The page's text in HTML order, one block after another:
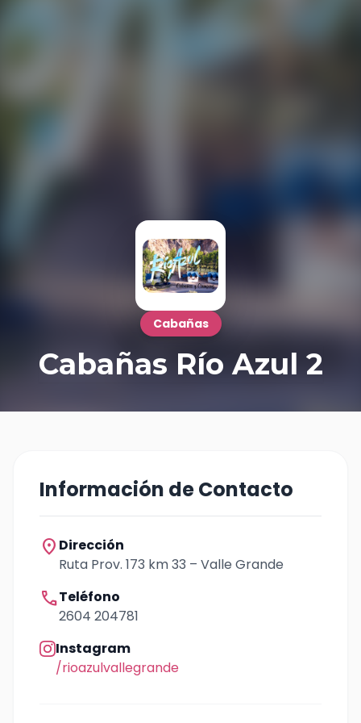
Cabañas
Cabañas Río Azul 2
Información de Contacto
location_on Dirección
Ruta Prov. 173 km 33 – Valle Grande
callTeléfono
2604 204781
Instagram
/rioazulvallegrande